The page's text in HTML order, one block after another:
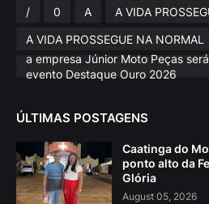
/ 0 A
A VIDA
A VIDA PROSSEGUE NA NORMAL
a empresa Júnior Moto Peças
evento Destaque Ouro 2026
ÚLTIMAS POSTAGENS
Caatinga do
ponto alto da
Glória
August 05, 2026